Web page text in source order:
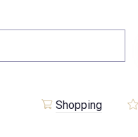
Shopping